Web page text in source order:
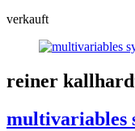
verkauft
reiner
multivariables